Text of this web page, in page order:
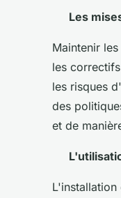
Les
Maintenir
les
les risques
des
et de